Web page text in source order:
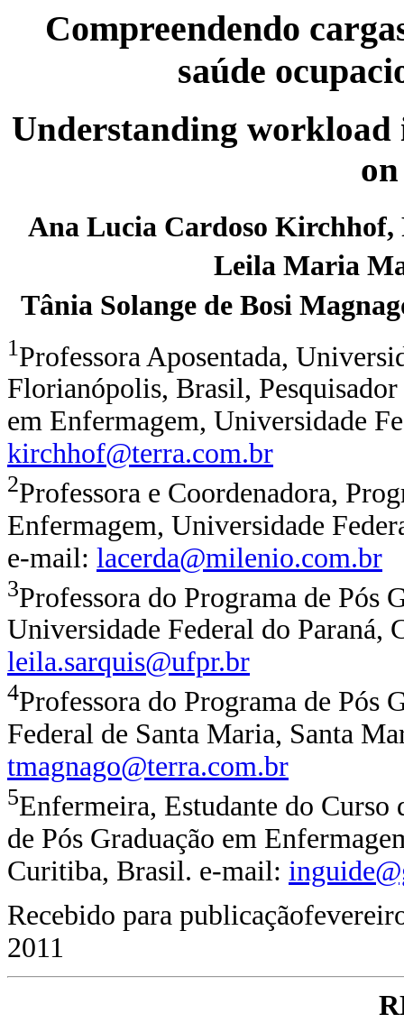
Compreendendo
saúde
Understanding workload
Ana Lucia Cardoso Kirchhof,
Leila Maria
Tânia Solange de Bosi
1 Professora Aposentada,
Florianópolis, Brasil,
em Enfermagem, Universidade
kirchhof@terra.com.br
2Professora e Coordenadora,
Enfermagem, Universidade
e-mail: lacerda@milenio.com.br
3Professora do Programa de Pós
Universidade Federal do
leila.sarquis@ufpr.br
4Professora do Programa de Pós
Federal de Santa Maria, Santa
tmagnago@terra.com.br
5Enfermeira, Estudante do Curso
de Pós Graduação em
Curitiba, Brasil. e-mail:
Recebido para
2011